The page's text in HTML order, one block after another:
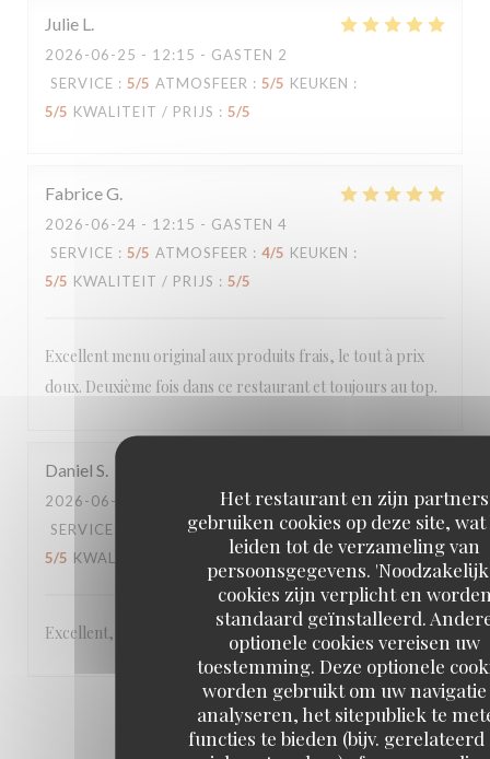
Het restaurant en zijn partners
gebruiken cookies op deze site,
leiden tot de verzameling van
persoonsgegevens.
cookies zijn verplicht en
standaard geïnstalleerd.
optionele cookies vereisen uw
toestemming. Deze optionele
worden gebruikt om uw
analyseren, het sitepubliek te
functies te bieden (bijv. gerelateerd
Julie L
2026-06-25 - 12:15 - GASTEN 2
SERVICE : 5/5 ATMOSFEER : 5/5 KEUKEN :
5/5 KWALITEIT / PRIJS : 5/5
FabriceG
2026-06-24 - 12:15 - GASTEN 4
SERVICE : 5/5 ATMOSFEER : 4/5 KEUKEN :
5/5 KWALITEIT / PRIJS : 5/5
Excellent menu original aux produits frais, le tout à prix
doux. Deuxième fois dans ce restaurant et toujours au top.
Daniel S
2026-06-22
- 19:45 - GASTEN 5
SERVICE
ATMOSFEER: 5/5 KEUKEN:
5/5 KWALITEIT / PRIJS 5/5
Excellent,
2